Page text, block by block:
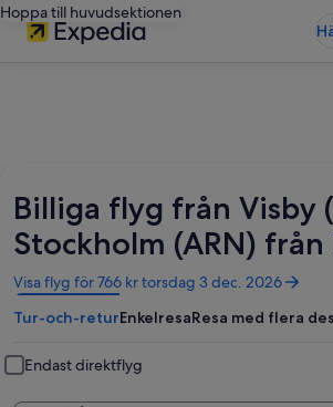
Hoppa till huvudsektionen
Billiga flyg från Visby
Stockholm (ARN) från
Visa flyg för 766 kr torsdag 3 dec. 2026
Öppnas
ett
fönster
Tur-och-returEnkelresaResa med flera
Endast direktflyg